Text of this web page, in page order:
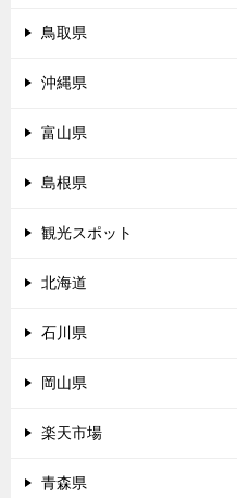
鳥取県
沖縄県
富山県
島根県
観光スポット
北海道
石川県
岡山県
楽天市場
青森県